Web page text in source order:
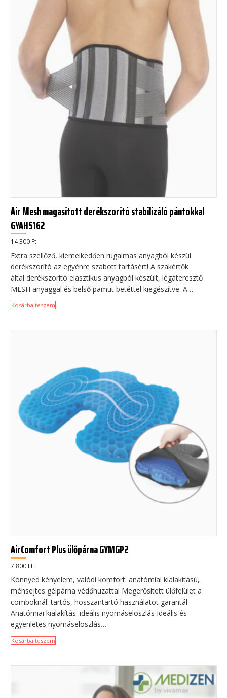
Air Mesh magasított derékszorító stabilizáló pántokkal
GYAH5162
14 300 Ft
Extra szellőző, kiemelkedően rugalmas anyagból készül
derékszorító az egyénre szabott tartásért! A szakértők
által derékszorító elasztikus anyagból készült, légáteresztő
MESH anyaggal és belső pamut betéttel kiegészítve. A…
Kosárba teszem
AirComfort Plus ülőpárna GYMGP2
7 800 Ft
Könnyed kényelem, valódi komfort: anatómiai kialakítású,
méhsejtes gélpárna védőhuzattal Megerősített ülőfelület a
comboknál: tartós, hosszantartó használatot garantál
Anatómiai kialakítás: ideális nyomáseloszlás Ideális és
egyenletes nyomáseloszlás…
Kosárba teszem